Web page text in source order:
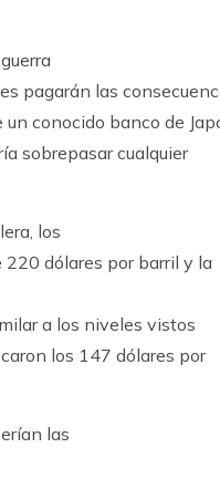
pagarán las
conocido banco de
sobrepasar cualquier
los
dólares por barril y la
a los niveles vistos
los 147 dólares por
las